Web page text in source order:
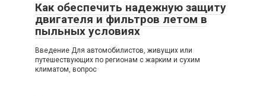
Как обеспечить надежную защиту
двигателя и фильтров летом в
пыльных условиях
Введение Для автомобилистов, живущих или
путешествующих по регионам с жарким и сухим
климатом, вопрос